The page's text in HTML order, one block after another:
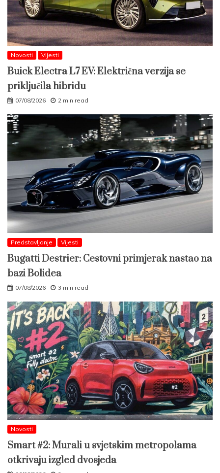
Novosti Vijesti
Buick Electra L7 EV: Električna verzija se
priključila hibridu
07/08/2026 2 min read
Predstavljanje Vijesti
Bugatti Destrier: Cestovni primjerak nastao na
bazi Bolidea
07/08/2026 3 min read
Novosti
Smart #2: Murali u svjetskim metropolama
otkrivaju izgled dvosjeda